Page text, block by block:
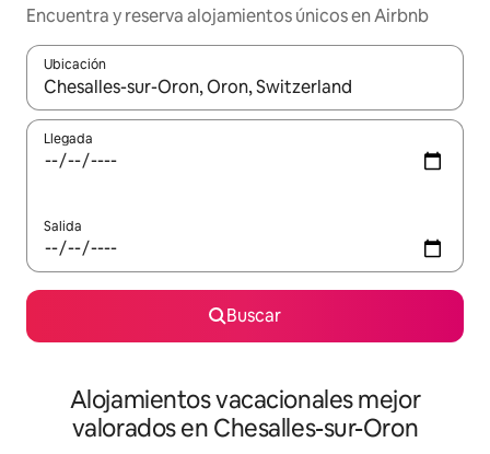
Encuentra y reserva alojamientos únicos en Airbnb
Ubicación
Cuando los resultados estén disponibles, navega con las
Llegada
Salida
Buscar
Alojamientos vacacionales mejor
valorados en Chesalles-sur-Oron